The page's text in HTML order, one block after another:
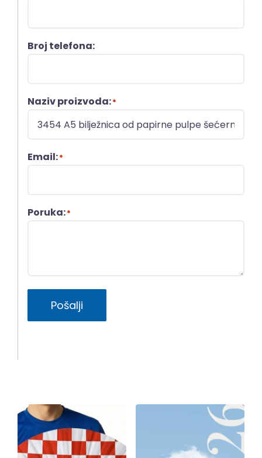
Broj telefona:
Naziv proizvoda:*
Email:*
Poruka:*
Pošalji